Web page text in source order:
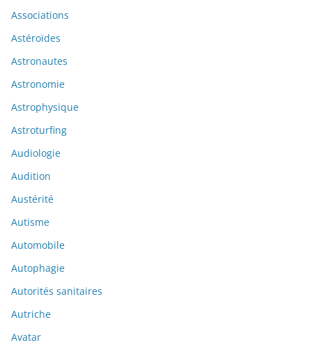
Associations
Astéroïdes
Astronautes
Astronomie
Astrophysique
Astroturfing
Audiologie
Audition
Austérité
Autisme
Automobile
Autophagie
Autorités sanitaires
Autriche
Avatar